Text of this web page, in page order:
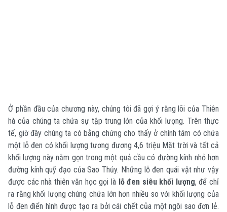
Ở phần đầu của chương này, chúng tôi đã gợi ý rằng lõi của Thiên
hà của chúng ta chứa sự tập trung lớn của khối lượng. Trên thực
tế, giờ đây chúng ta có bằng chứng cho thấy ở chính tâm có chứa
một lỗ đen có khối lượng tương đương 4,6 triệu Mặt trời và tất cả
khối lượng này nằm gọn trong một quả cầu có đường kính nhỏ hơn
đường kính quỹ đạo của Sao Thủy. Những lỗ đen quái vật như vậy
được các nhà thiên văn học gọi là lỗ đen siêu khối lượng, để chỉ
ra rằng khối lượng chúng chứa lớn hơn nhiều so với khối lượng của
lỗ đen điển hình được tạo ra bởi cái chết của một ngôi sao đơn lẻ.